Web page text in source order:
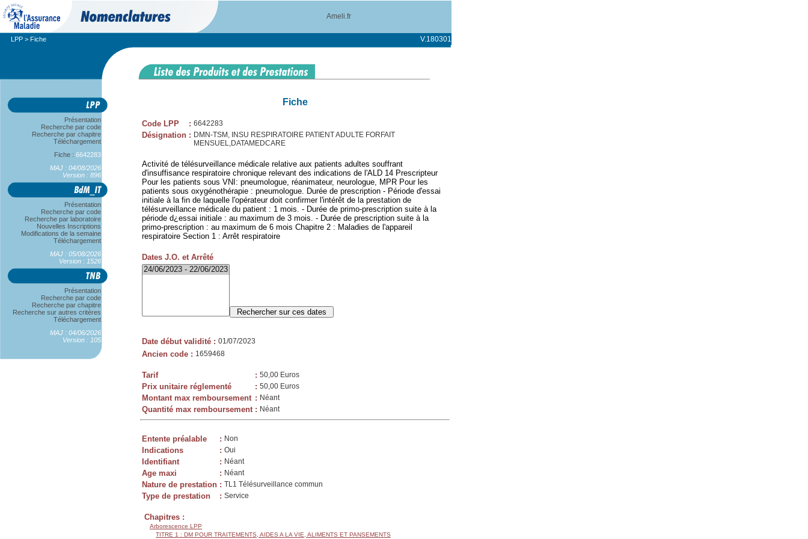
Ameli.fr
LPP > Fiche V.180301
Présentation
Recherche par code
Recherche par chapitre
Téléchargement
Fiche : 6642283
MAJ : 04/08/2026
Version : 896
Présentation
Recherche par code
Recherche par laboratoire
Nouvelles Inscriptions
Modifications de la semaine
Téléchargement
MAJ : 05/08/2026
Version : 1526
Présentation
Recherche par code
Recherche par chapitre
Recherche sur autres critères
Téléchargement
MAJ : 04/06/2026
Version : 105
Fiche
Code LPP : 6642283
Désignation : DMN-TSM, INSU RESPIRATOIRE PATIENT ADULTE FORFAIT
MENSUEL,DATAMEDCARE
Activité de télésurveillance médicale relative aux patients adultes souffrant
d'insuffisance respiratoire chronique relevant des indications de l'ALD 14 Prescripteur
Pour les patients sous VNI: pneumologue, réanimateur, neurologue, MPR Pour les
patients sous oxygénothérapie : pneumologue. Durée de prescription - Période d'essai
initiale à la fin de laquelle l'opérateur doit confirmer l'intérêt de la prestation de
télésurveillance médicale du patient : 1 mois. - Durée de primo-prescription suite à la
période d¿essai initiale : au maximum de 3 mois. - Durée de prescription suite à la
primo-prescription : au maximum de 6 mois Chapitre 2 : Maladies de l'appareil
respiratoire Section 1 : Arrêt respiratoire
Dates J.O. et Arrêté
Date début validité : 01/07/2023
Ancien code : 1659468
Tarif : 50,00 Euros
Prix unitaire réglementé : 50,00 Euros
Montant max remboursement : Néant
Quantité max remboursement : Néant
Entente préalable : Non
Indications : Oui
Identifiant : Néant
Age maxi : Néant
Nature de prestation : TL1 Télésurveillance commun
Type de prestation : Service
Chapitres :
Arborescence LPP
TITRE 1 : DM POUR TRAITEMENTS, AIDES A LA VIE, ALIMENTS ET PANSEMENTS